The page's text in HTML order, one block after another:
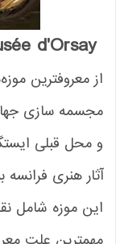
Musée d'Orsay
معروفترین
سازی جهان
محل قبلی
موزه شامل